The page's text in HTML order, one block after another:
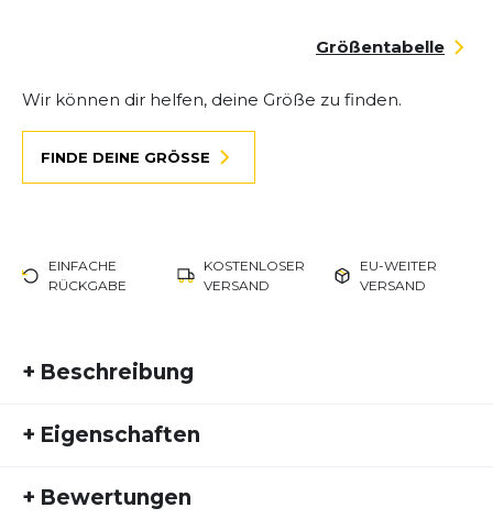
Größentabelle
Wir können dir helfen, deine Größe zu finden.
FINDE DEINE GRÖSSE
EINFACHE
RÜCKGABE
KOSTENLOSER
VERSAND
EU-WEITER
VERSAND
+ Beschreibung
für jedes Laufabenteuer. Genieße optimalen
egal ob auf Asphalt oder Trail. Mit innovativer
Technologie von ASICS bietet dieser Schuh eine
+ Eigenschaften
Fremdartikelnummer:
+ Bewertungen